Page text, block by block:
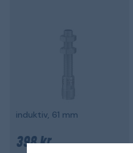
induktiv, 61 mm
398 kr.